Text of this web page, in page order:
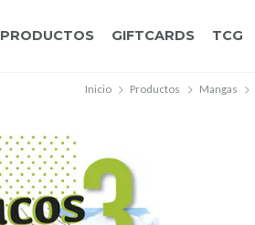
PRODUCTOS GIFTCARDS TCG
Inicio Productos Mangas